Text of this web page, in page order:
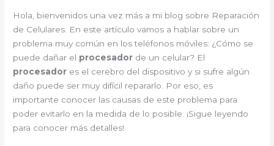
Hola, bienvenidos una vez más a mi blog sobre Reparación
de Celulares. En este artículo vamos a hablar sobre un
problema muy común en los teléfonos móviles: ¿Cómo se
puede dañar el procesador de un celular? El
procesador es el cerebro del dispositivo y si sufre algún
daño puede ser muy difícil repararlo. Por eso, es
importante conocer las causas de este problema para
poder evitarlo en la medida de lo posible. ¡Sigue leyendo
para conocer más detalles!